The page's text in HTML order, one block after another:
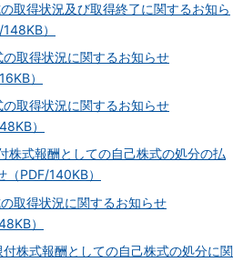
得状況及び取得終了に関するお知ら
）
取得状況に関するお知らせ
）
取得状況に関するお知らせ
）
式報酬としての自己株式の処分の払
PDF/140KB）
取得状況に関するお知らせ
）
式報酬としての自己株式の処分に関